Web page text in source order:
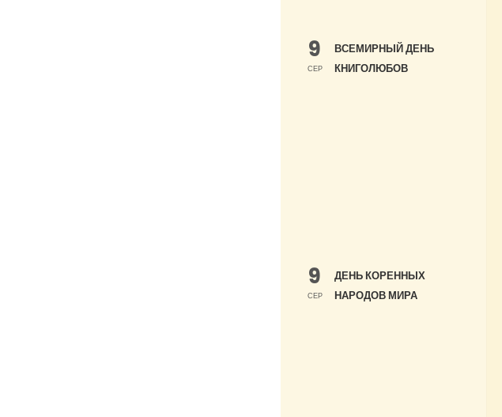
9
СЕР
ВСЕМИРНЫЙ ДЕНЬ
КНИГОЛЮБОВ
9
СЕР
ДЕНЬ КОРЕННЫХ
НАРОДОВ МИРА